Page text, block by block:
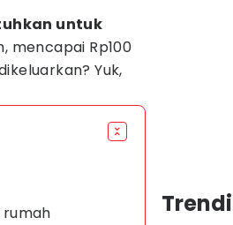
untuk
mencapai Rp100
Yuk,
rumah